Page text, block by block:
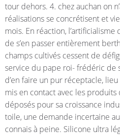
tour dehors. 4. chez auchan on
réalisations se concrétisent et
mois. En réaction,
de s’en passer entièrement
champs cultivés cessent de
service du pape roi- frédéric de
d’en faire un pur réceptacle,
mis en contact avec les produits
déposés pour sa croissance
toile, une demande incertaine
connais à peine. Silicone ultra